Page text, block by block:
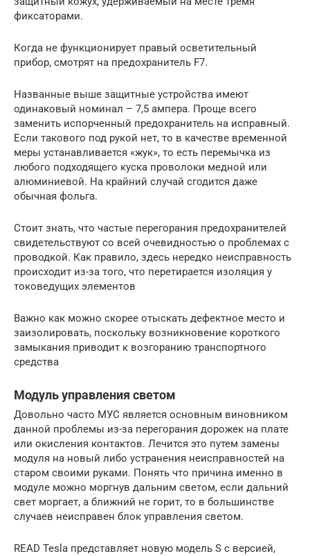
фиксаторами.
Когда не функционирует правый осветительный
прибор, смотрят на предохранитель F7.
Названные выше защитные устройства имеют
одинаковый номинал – 7,5 ампера. Проще всего
заменить испорченный предохранитель на исправный.
Если такового под рукой нет, то в качестве временной
меры устанавливается «жук», то есть перемычка из
любого подходящего куска проволоки медной или
алюминиевой. На крайний случай сгодится даже
обычная фольга.
Стоит знать, что частые перегорания предохранителей
свидетельствуют со всей очевидностью о проблемах с
проводкой. Как правило, здесь нередко неисправность
происходит из-за того, что перетирается изоляция у
токоведущих элементов
Важно как можно скорее отыскать дефектное место и
заизолировать, поскольку возникновение короткого
замыкания приводит к возгоранию транспортного
средства
Модуль управления светом
Довольно часто МУС является основным виновником
данной проблемы из-за перегорания дорожек на плате
или окисления контактов. Лечится это путем замены
модуля на новый либо устранения неисправностей на
старом своими руками. Понять что причина именно в
модуле можно моргнув дальним светом, если дальний
свет моргает, а ближний не горит, то в большинстве
случаев неисправен блок управления светом.
READ Tesla представляет новую модель S с версией,